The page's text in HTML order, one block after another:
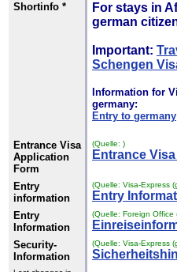
Shortinfo *
For stays in
german
Important:
Schengen
Information for
germany:
Entry to germany
Entrance Visa
Application
Form
(Quelle: )
Entrance
Entry
information
(Quelle: Visa-Express
Entry
Entry
Information
(Quelle: Foreign Office
Security-
Information
(Quelle: Visa-Express